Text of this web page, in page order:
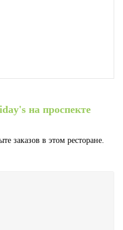
на проспекте
заказов в этом ресторане.